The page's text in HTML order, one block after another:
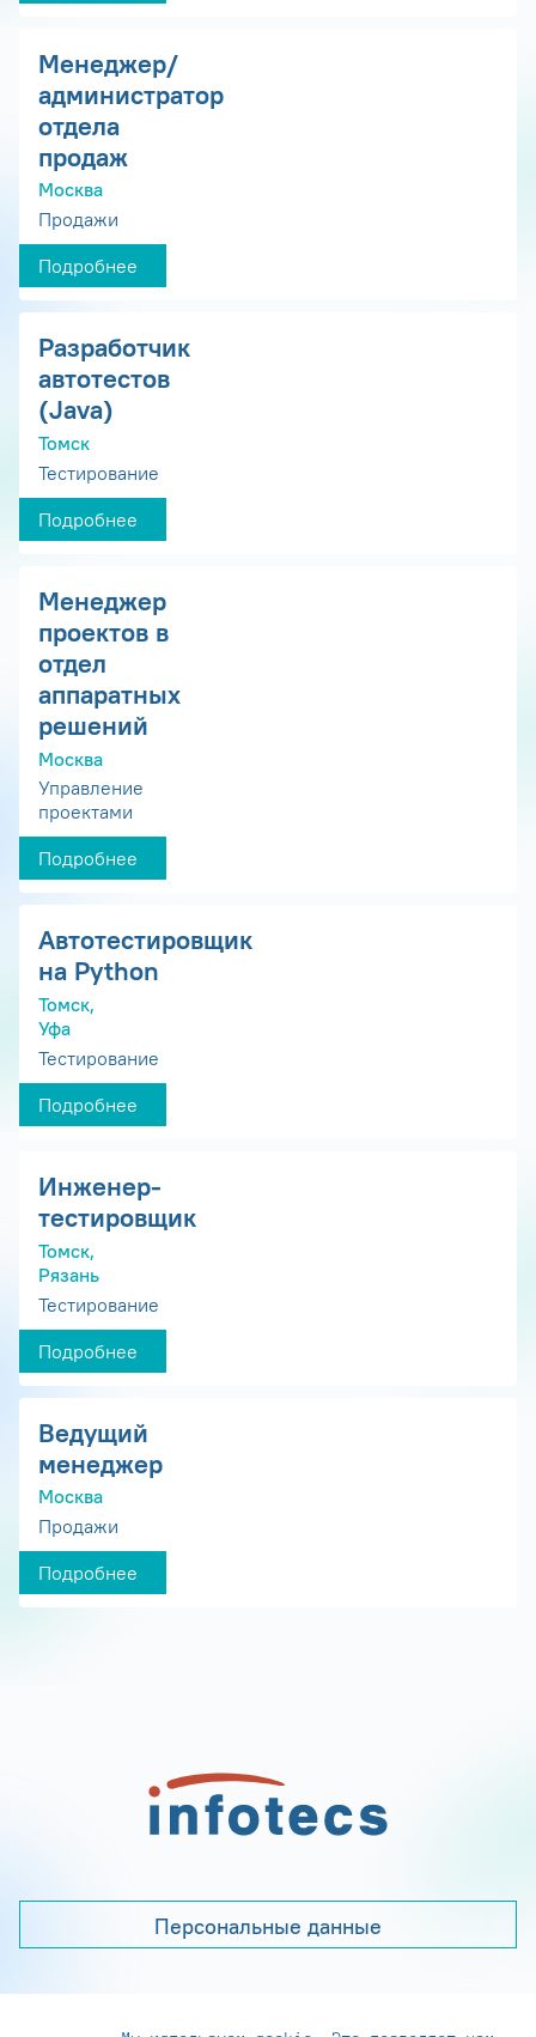
Менеджер/
администратор
отдела
продаж
Москва
Продажи
Подробнее
Разработчик
автотестов
(Java)
Томск
Тестирование
Подробнее
Менеджер
проектов в
отдел
аппаратных
решений
Москва
Управление
проектами
Подробнее
Автотестировщик
на Python
Томск,
Уфа
Тестирование
Подробнее
Инженер-
тестировщик
Томск,
Рязань
Тестирование
Подробнее
Ведущий
менеджер
Москва
Продажи
Подробнее
Персональные данные